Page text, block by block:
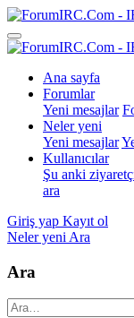
Ana sayfa
Forumlar
Yeni mesajlar
Neler yeni
Yeni mesajlar
Kullanıcılar
Şu anki
ara
Giriş yap Kayıt ol
Neler yeni Ara
Ara